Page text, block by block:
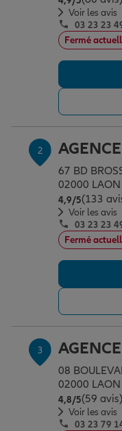
Assurance
Prévoyance et
Assurance
Protection de la
Protection
Épargne & retraite
Plan épargne
Placements
Investissements
Vos projets
Déménager
Changer de
Outre-mer
Assurance auto
Garantie des
Assurance scolaire
Professionnels
Voir les avis
03 23 23
Fermé
2
67 BD
02000 LAON
4,9/5Note de 4.9
(133
Voir les avis
03 23 23
Fermé
3
08
02000 LAON
4,8/5Note de 4.8 sur
(59 avis)
Voir les avis
03 23 79